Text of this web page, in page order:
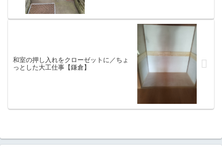
和室の押し入れをクローゼットに／ちょ
っとした大工仕事【鎌倉】